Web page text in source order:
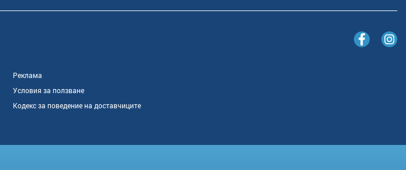
Реклама
Условия за ползване
Кодекс за поведение на доставчиците